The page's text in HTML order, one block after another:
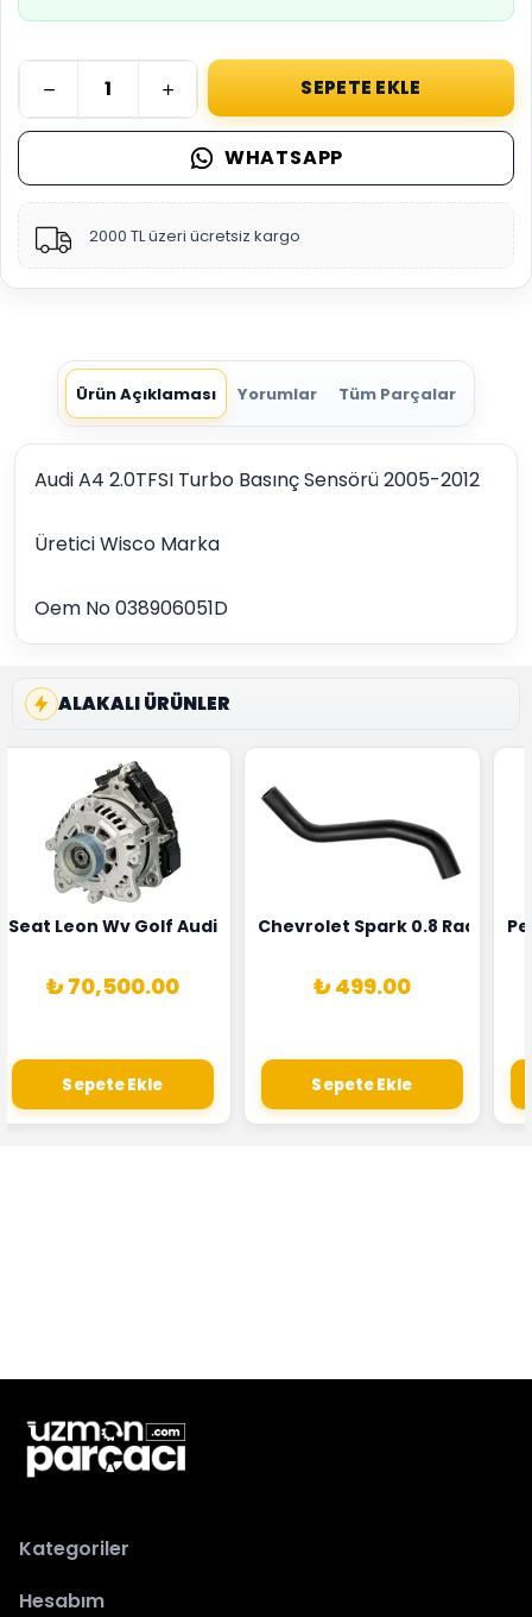
SEPETE EKLE
WHATSAPP
2000 TL üzeri ücretsiz kargo
Ürün Açıklaması Yorumlar Tüm Parçalar
Audi A4 2.0TFSI Turbo Basınç Sensörü 2005-2012
Üretici Wisco Marka
Oem No 038906051D
ALAKALI ÜRÜNLER
Sensörü Bosch Marka 1628HN-0258010081
Seat Leon Wv Golf Audi A3 Şarj Alternatörü Valeo Marka
₺ 70,500.00
Sepete Ekle
Chevrolet Spark 0.8 Radyatör
₺ 499.00
Sepete Ekle
Kategoriler
Hesabım